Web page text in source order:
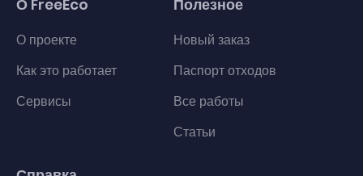
О FreeEco
О проекте
Как это работает
Сервисы
Полезное
Новый заказ
Паспорт отходов
Все работы
Статьи